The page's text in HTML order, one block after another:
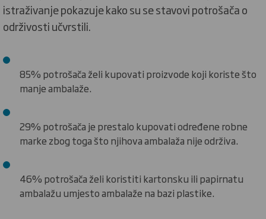
istraživanje pokazuje kako su se stavovi potrošača o
održivosti učvrstili.
85% potrošača želi kupovati proizvode koji koriste što
manje ambalaže.
29% potrošača je prestalo kupovati određene robne
marke zbog toga što njihova ambalaža nije održiva.
46% potrošača želi koristiti kartonsku ili papirnatu
ambalažu umjesto ambalaže na bazi plastike.